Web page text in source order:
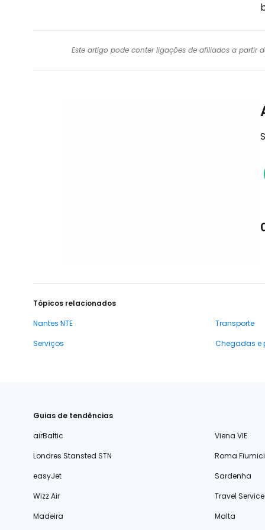
Este artigo pode conter ligações de afiliados a partir
Tópicos relacionados
Nantes NTE
Transporte
Serviços
Chegadas e
Guias de tendências
airBaltic
Viena VIE
Londres Stansted STN
Roma
easyJet
Sardenha
Wizz Air
Travel Service
Madeira
Malta